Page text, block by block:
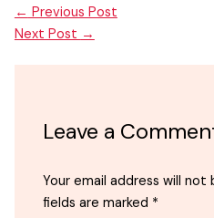
← Previous Post
Next Post →
Leave a
Your email address will not
fields are marked *